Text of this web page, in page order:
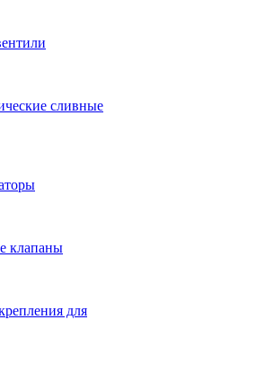
сливные
клапаны
для